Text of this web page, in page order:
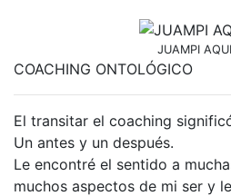
JUAMPI
COACHING ONTOLÓGICO
El transitar el coaching
Un antes y un después.
Le encontré el sentido a
muchos aspectos de mi ser y